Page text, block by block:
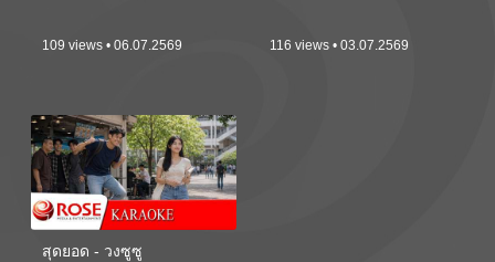
109 views • 06.07.2569 116 views • 03.07.2569
สุดยอด - วงซูซู